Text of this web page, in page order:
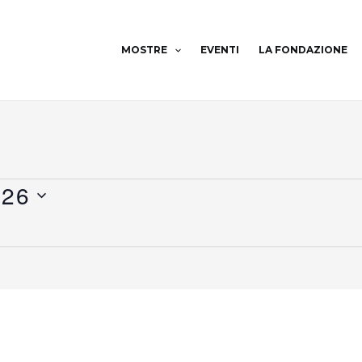
MOSTRE EVENTI LA FONDAZIONE